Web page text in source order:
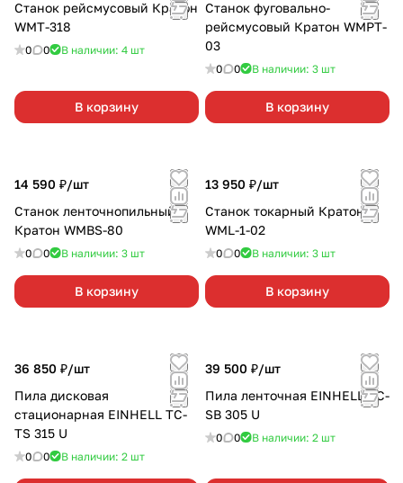
Станок рейсмусовый Кратон
WMT-318
0 0 В наличии: 4 шт
В корзину
Станок фуговально-
рейсмусовый Кратон WMPT-
03
0 0 В наличии: 3 шт
В корзину
14 590 ₽/шт
Станок ленточнопильный
Кратон WMBS-80
0 0 В наличии: 3 шт
В корзину
13 950 ₽/шт
Станок токарный Кратон
WML-1-02
0 0 В наличии: 3 шт
В корзину
36 850 ₽/шт
Пила дисковая
стационарная EINHELL TC-
TS 315 U
0 0 В наличии: 2 шт
39 500 ₽/шт
Пила ленточная EINHELL TC-
SB 305 U
0 0 В наличии: 2 шт